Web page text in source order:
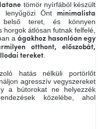
tömör nyírfából készült
lenyűgözi Önt minimalista
teret, és könnyen
horgok átlósan futnak felfelé,
aágakhoz hasonlóan egy
otthont, előszobát,
tereket.
hatás nélküli portörlőt
agresszív vegyszereket
a bútorokat ne helyezzék
közelébe, ahol